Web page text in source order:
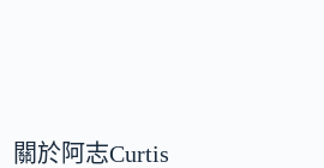
關於阿志Curtis